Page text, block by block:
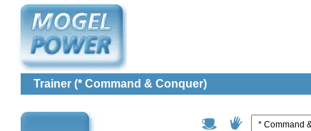
Trainer (* Command & Conquer)